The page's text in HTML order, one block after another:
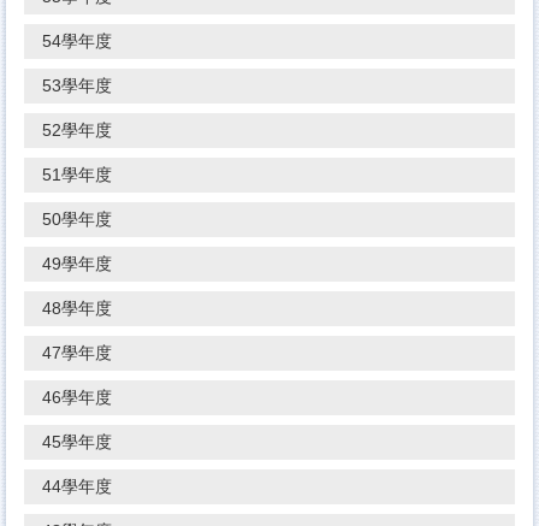
54學年度
53學年度
52學年度
51學年度
50學年度
49學年度
48學年度
47學年度
46學年度
45學年度
44學年度